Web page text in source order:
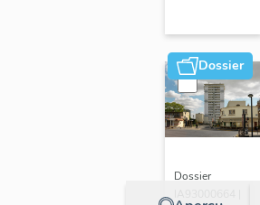
Dossier
Dossier